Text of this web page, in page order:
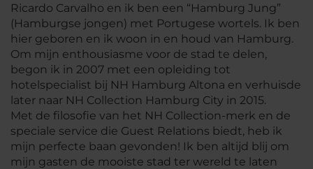
Ricardo Carvalho en ik ben een “Hamburg Jung”
(Hamburgse jongen) met Portugese wortels. Ik ben
hier geboren en ik woon in en houd van Hamburg.
Om mijn enthousiasme voor de stad te delen,
begon ik in 2007 met een opleiding tot
hotelspecialist bij NH Hamburg Altona en verhuisde
later naar NH Collection Hamburg City in 2015.
Met de filosofie van het NH Collection-merk en de
speciale service die Guest Relations biedt, heb ik
mijn perfecte baan gevonden! Ik ben altijd blij om
mijn gasten de mooiste stad ter wereld te laten